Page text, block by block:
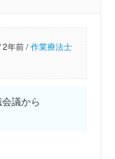
2年前 / 作業療法士
議から